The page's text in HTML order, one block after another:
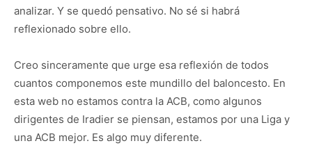
analizar. Y se quedó pensativo. No sé si habrá
reflexionado sobre ello.
Creo sinceramente que urge esa reflexión de todos
cuantos componemos este mundillo del baloncesto. En
esta web no estamos contra la ACB, como algunos
dirigentes de Iradier se piensan, estamos por una Liga y
una ACB mejor. Es algo muy diferente.